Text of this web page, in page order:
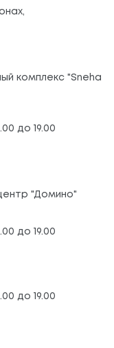
комплекс "Sneha
до 19.00
"Домино"
до 19.00
до 19.00